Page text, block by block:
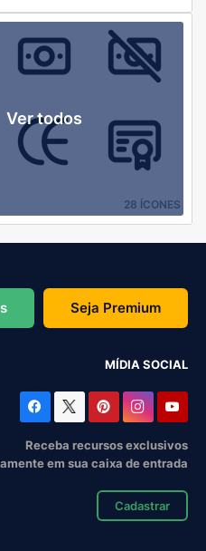
Ver todos
28 ÍCONES
Seja Premium
MÍDIA SOCIAL
Receba recursos exclusivos
em sua caixa de entrada
Cadastrar